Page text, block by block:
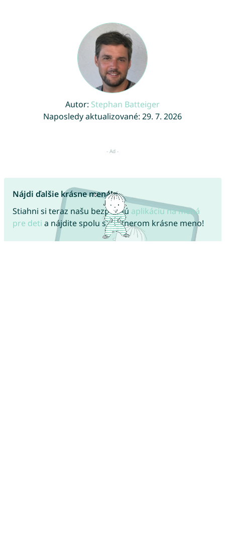
Autor: Stephan Batteiger
Naposledy aktualizované: 29. 7. 2026
Nájdi ďalšie krásne mená!
Stiahni si teraz našu bezplatnú aplikáciu na mená
pre deti a nájdite spolu s partnerom krásne meno!